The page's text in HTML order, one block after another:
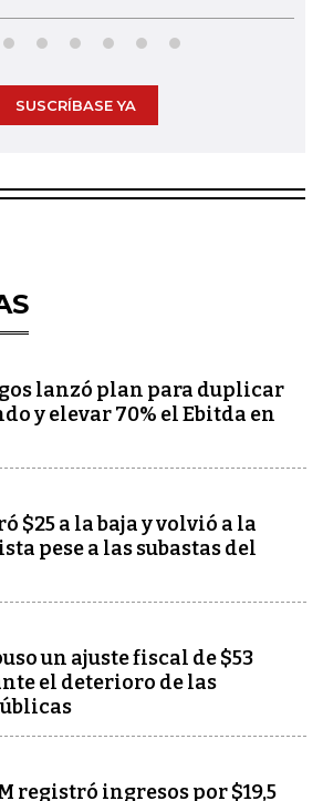
SUSCRÍBASE YA
lanzó plan para duplicar
y elevar 70% el Ebitda en
$25 a la baja y volvió a la
pese a las subastas del
un ajuste fiscal de $53
el deterioro de las
registró ingresos por $19,5